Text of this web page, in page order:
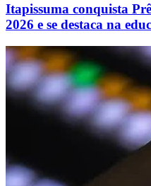
Itapissuma conquista
2026 e se destaca na